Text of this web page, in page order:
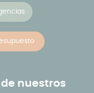
nuestros